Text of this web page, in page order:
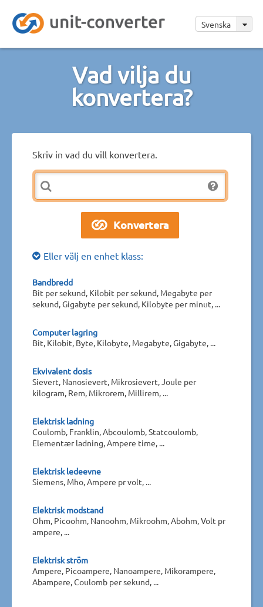
Svenska
Vad vilja du
konvertera?
Skriv in vad du vill konvertera.
Eller välj en enhet klass:
Bandbredd
Bit per sekund, Kilobit per sekund, Megabyte per
sekund, Gigabyte per sekund, Kilobyte per minut, ...
Computer lagring
Bit, Kilobit, Byte, Kilobyte, Megabyte, Gigabyte, ...
Ekvivalent dosis
Sievert, Nanosievert, Mikrosievert, Joule per
kilogram, Rem, Mikrorem, Millirem, ...
Elektrisk ladning
Coulomb, Franklin, Abcoulomb, Statcoulomb,
Elementær ladning, Ampere time, ...
Elektrisk ledeevne
Siemens, Mho, Ampere pr volt, ...
Elektrisk modstand
Ohm, Picoohm, Nanoohm, Mikroohm, Abohm, Volt pr
ampere, ...
Elektrisk ström
Ampere, Picoampere, Nanoampere, Mikorampere,
Abampere, Coulomb per sekund, ...